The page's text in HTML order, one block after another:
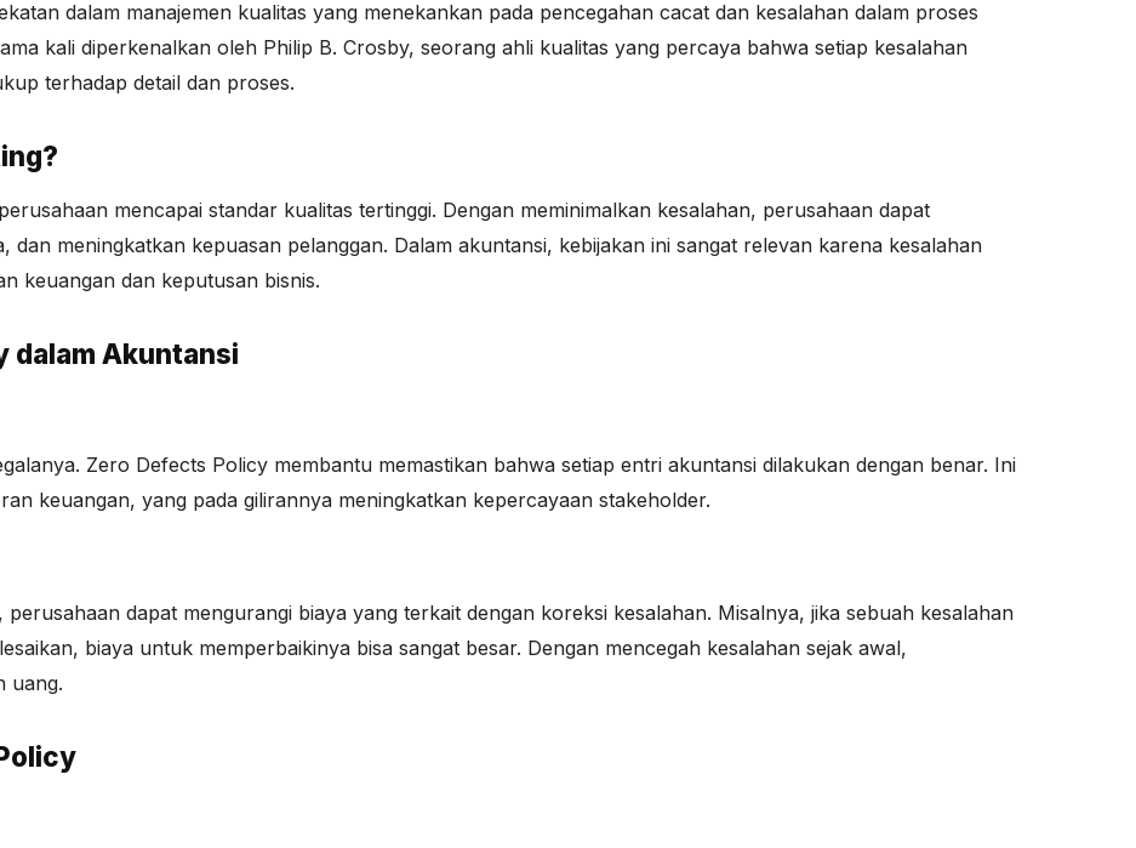
dalam manajemen kualitas yang menekankan pada pencegahan cacat dan kesalahan dalam proses
kali diperkenalkan oleh Philip B. Crosby, seorang ahli kualitas yang percaya bahwa setiap kesalahan
terhadap detail dan proses.
mencapai standar kualitas tertinggi. Dengan meminimalkan kesalahan, perusahaan dapat
dan meningkatkan kepuasan pelanggan. Dalam akuntansi, kebijakan ini sangat relevan karena kesalahan
keuangan dan keputusan bisnis.
dalam Akuntansi
Zero Defects Policy membantu memastikan bahwa setiap entri akuntansi dilakukan dengan benar. Ini
keuangan, yang pada gilirannya meningkatkan kepercayaan stakeholder.
dapat mengurangi biaya yang terkait dengan koreksi kesalahan. Misalnya, jika sebuah kesalahan
biaya untuk memperbaikinya bisa sangat besar. Dengan mencegah kesalahan sejak awal,
uang.